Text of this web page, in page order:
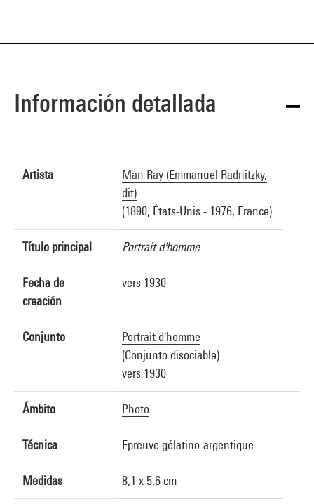
Información detallada
Artista
Man Ray (Emmanuel Radnitzky,
dit)
(1890, États-Unis - 1976, France)
Título principal Portrait d'homme
Fecha de
creación
vers 1930
Conjunto
Portrait d'homme
(Conjunto disociable)
vers 1930
Ámbito Photo
Técnica Epreuve gélatino-argentique
Medidas 8,1 x 5,6 cm